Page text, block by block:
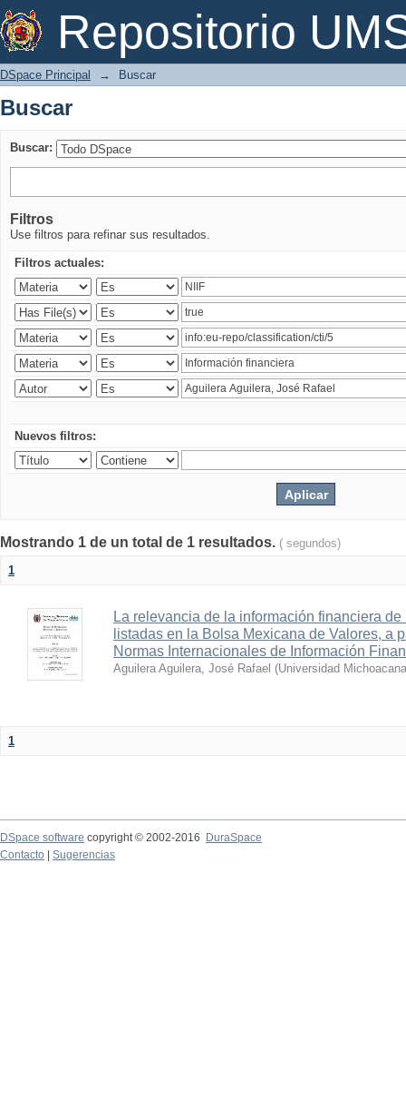
Repositorio
Buscar
DSpace Principal → Buscar
Buscar
Buscar:
Filtros
Use filtros para refinar sus resultados.
Filtros actuales:
Nuevos filtros:
Mostrando 1 de un total de 1 resultados. ( segundos)
1
La relevancia de la información financiera
listadas en la Bolsa Mexicana de Valores, a
Normas Internacionales de Información
Aguilera Aguilera, José Rafael (Universidad
1
DSpace software copyright © 2002-2016
DuraSpace
Contacto
Sugerencias